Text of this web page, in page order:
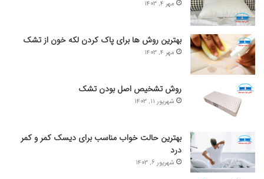
مهر 4, 1403
بهترین روش ها برای پاک کردن لکه خون از تشک
مهر 4, 1403
روش تشخیص اصل بودن تشک
شهریور 11, 1403
بهترین حالت خواب مناسب برای دیسک کمر و کمر
درد
شهریور 6, 1403